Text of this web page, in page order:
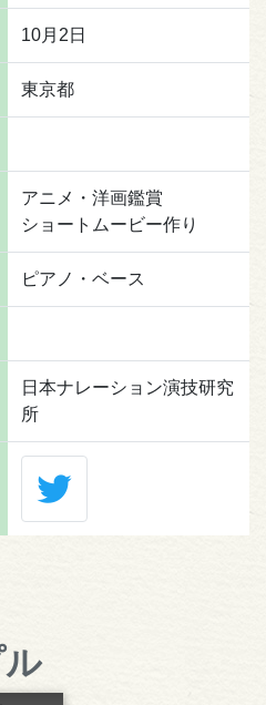
10月2日
東京都
アニメ・洋画鑑賞
ショートムービー作り
ピアノ・ベース
日本ナレーション演技研究
所